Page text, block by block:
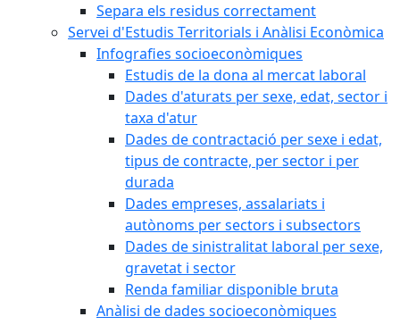
Separa els residus correctament
Servei d'Estudis Territorials i Anàlisi Econòmica
Infografies socioeconòmiques
Estudis de la dona al mercat laboral
Dades d'aturats per sexe, edat, sector i
taxa d'atur
Dades de contractació per sexe i edat,
tipus de contracte, per sector i per
durada
Dades empreses, assalariats i
autònoms per sectors i subsectors
Dades de sinistralitat laboral per sexe,
gravetat i sector
Renda familiar disponible bruta
Anàlisi de dades socioeconòmiques